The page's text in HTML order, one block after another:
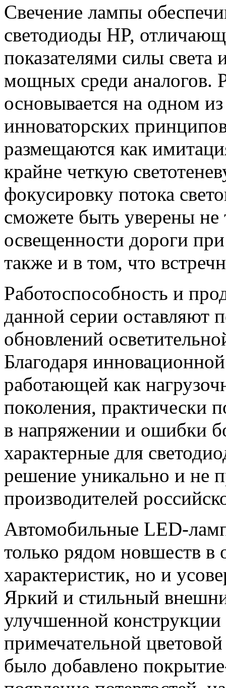
Свечение лампы
светодиоды HP,
показателями силы
мощных среди аналогов.
основывается на одном
инноваторских
размещаются как
крайне четкую
фокусировку потока
сможете быть уверены не
освещенности дороги
также и в том, что
Работоспособность и
данной серии оставляют
обновлений
Благодаря
работающей как
поколения, практически
в напряжении и ошибки
характерные для
решение уникально и не
производителей
Автомобильные LED-
только рядом новшеств в
характеристик, но и
Яркий и стильный
улучшенной
примечательной
было добавлено